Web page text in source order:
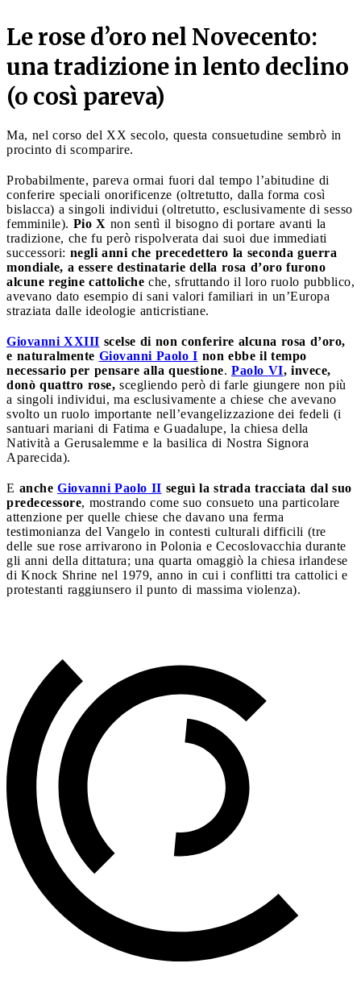
Le rose d’oro nel Novecento:
una tradizione in lento declino
(o così pareva)
Ma, nel corso del XX secolo, questa consuetudine sembrò in
procinto di scomparire.
Probabilmente, pareva ormai fuori dal tempo l’abitudine di
conferire speciali onorificenze (oltretutto, dalla forma così
bislacca) a singoli individui (oltretutto, esclusivamente di sesso
femminile). Pio X non sentì il bisogno di portare avanti la
tradizione, che fu però rispolverata dai suoi due immediati
successori: negli anni che precedettero la seconda guerra
mondiale, a essere destinatarie della rosa d’oro furono
alcune regine cattoliche che, sfruttando il loro ruolo pubblico,
avevano dato esempio di sani valori familiari in un’Europa
straziata dalle ideologie anticristiane.
Giovanni XXIII scelse di non conferire alcuna rosa d’oro,
e naturalmente Giovanni Paolo I non ebbe il tempo
necessario per pensare alla questione. Paolo VI, invece,
donò quattro rose, scegliendo però di farle giungere non più
a singoli individui, ma esclusivamente a chiese che avevano
svolto un ruolo importante nell’evangelizzazione dei fedeli (i
santuari mariani di Fatima e Guadalupe, la chiesa della
Natività a Gerusalemme e la basilica di Nostra Signora
Aparecida).
E anche Giovanni Paolo II seguì la strada tracciata dal suo
predecessore, mostrando come suo consueto una particolare
attenzione per quelle chiese che davano una ferma
testimonianza del Vangelo in contesti culturali difficili (tre
delle sue rose arrivarono in Polonia e Cecoslovacchia durante
gli anni della dittatura; una quarta omaggiò la chiesa irlandese
di Knock Shrine nel 1979, anno in cui i conflitti tra cattolici e
protestanti raggiunsero il punto di massima violenza).